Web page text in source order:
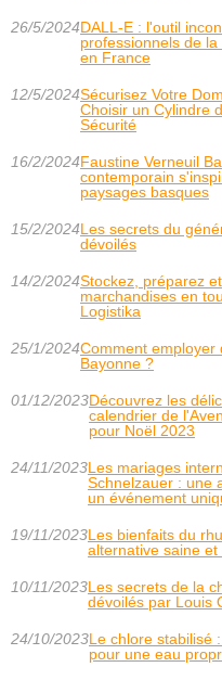
26/5/2024DALL-E : l'outil
professionnels de
en France
12/5/2024Sécurisez Votre
Choisir un Cylindre
Sécurité
16/2/2024Faustine Verneuil
contemporain
paysages basques
15/2/2024Les secrets du
dévoilés
14/2/2024Stockez, préparez
marchandises en
Logistika
25/1/2024Comment employer
Bayonne ?
01/12/2023Découvrez les
calendrier de
pour Noël 2023
24/11/2023Les mariages
Schnelzauer : une
un événement
19/11/2023Les bienfaits du
alternative saine et
10/11/2023Les secrets de la
dévoilés par Louis
24/10/2023Le chlore stabilisé
pour une eau